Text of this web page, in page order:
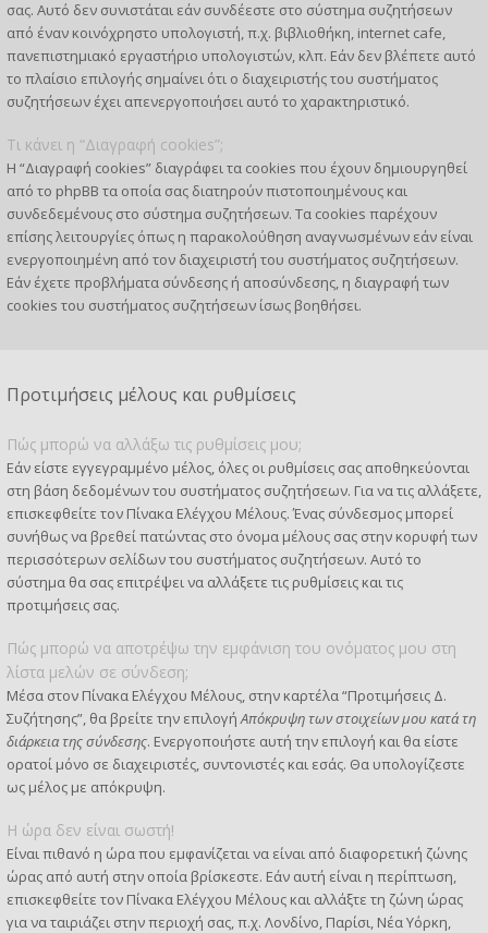
σας. Αυτό δεν συνιστάται εάν συνδέεστε στο σύστημα συζητήσεων
από έναν κοινόχρηστο υπολογιστή, π.χ. βιβλιοθήκη, internet cafe,
πανεπιστημιακό εργαστήριο υπολογιστών, κλπ. Εάν δεν βλέπετε αυτό
το πλαίσιο επιλογής σημαίνει ότι ο διαχειριστής του συστήματος
συζητήσεων έχει απενεργοποιήσει αυτό το χαρακτηριστικό.
Τι κάνει η “Διαγραφή cookies”;
Η “Διαγραφή cookies” διαγράφει τα cookies που έχουν δημιουργηθεί
από το phpBB τα οποία σας διατηρούν πιστοποιημένους και
συνδεδεμένους στο σύστημα συζητήσεων. Τα cookies παρέχουν
επίσης λειτουργίες όπως η παρακολούθηση αναγνωσμένων εάν είναι
ενεργοποιημένη από τον διαχειριστή του συστήματος συζητήσεων.
Εάν έχετε προβλήματα σύνδεσης ή αποσύνδεσης, η διαγραφή των
cookies του συστήματος συζητήσεων ίσως βοηθήσει.
Προτιμήσεις μέλους και ρυθμίσεις
Πώς μπορώ να αλλάξω τις ρυθμίσεις μου;
Εάν είστε εγγεγραμμένο μέλος, όλες οι ρυθμίσεις σας αποθηκεύονται
στη βάση δεδομένων του συστήματος συζητήσεων. Για να τις αλλάξετε,
επισκεφθείτε τον Πίνακα Ελέγχου Μέλους. Ένας σύνδεσμος μπορεί
συνήθως να βρεθεί πατώντας στο όνομα μέλους σας στην κορυφή των
περισσότερων σελίδων του συστήματος συζητήσεων. Αυτό το
σύστημα θα σας επιτρέψει να αλλάξετε τις ρυθμίσεις και τις
προτιμήσεις σας.
Πώς μπορώ να αποτρέψω την εμφάνιση του ονόματος μου στη
λίστα μελών σε σύνδεση;
Μέσα στον Πίνακα Ελέγχου Μέλους, στην καρτέλα “Προτιμήσεις Δ.
Συζήτησης”, θα βρείτε την επιλογήΑπόκρυψη των στοιχείων μου κατά τη
διάρκεια της σύνδεσης. Ενεργοποιήστε αυτή την επιλογή και θα είστε
ορατοί μόνο σε διαχειριστές, συντονιστές και εσάς. Θα υπολογίζεστε
ως μέλος με απόκρυψη.
Η ώρα δεν είναι σωστή!
Είναι πιθανό η ώρα που εμφανίζεται να είναι από διαφορετική ζώνης
ώρας από αυτή στην οποία βρίσκεστε. Εάν αυτή είναι η περίπτωση,
επισκεφθείτε τον Πίνακα Ελέγχου Μέλους και αλλάξτε τη ζώνη ώρας
για να ταιριάζει στην περιοχή σας, π.χ. Λονδίνο, Παρίσι, Νέα Υόρκη,